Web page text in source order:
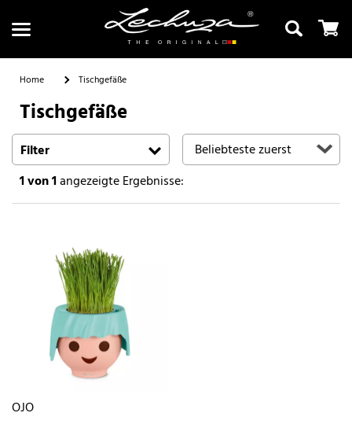
Suchen
Home Tischgefäße
Tischgefäße
Filter
1von 1angezeigte Ergebnisse:
OJO